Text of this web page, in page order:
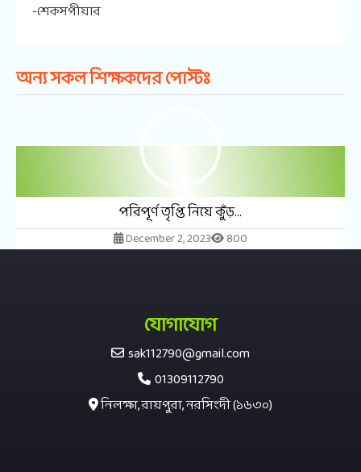
-শেকসপীয়ার
অন্য সকল শিক্ষকদের পোস্টঃ
পরিপূর্ণ তৃপ্তি নিয়ে কুঁড়...
December 2, 2023 800
যোগাযোগ
sak112790@gmail.com
01309112790
নিলক্ষা, রায়পুরা, নরসিংদী (১৬৩০)